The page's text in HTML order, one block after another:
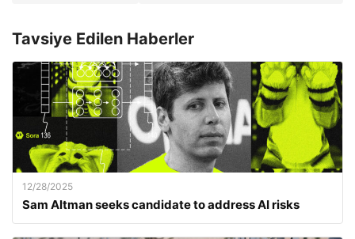
Tavsiye Edilen Haberler
12/28/2025
Sam Altman seeks candidate to address AI risks